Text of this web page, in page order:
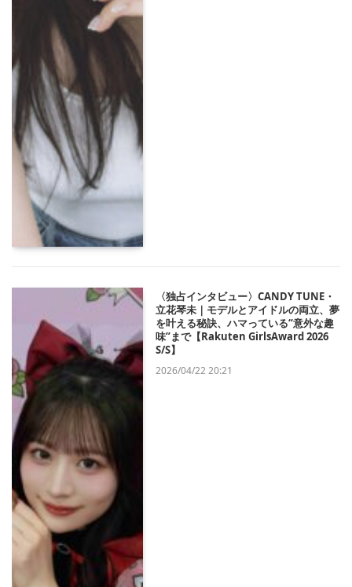
〈独占インタビュー〉CANDY TUNE・
立花琴未｜モデルとアイドルの両立、夢
を叶える秘訣、ハマっている“意外な趣
味”まで【Rakuten GirlsAward 2026
S/S】
2026/04/22 20:21